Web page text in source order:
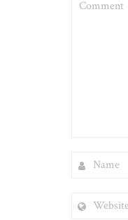
(OPTIONAL)